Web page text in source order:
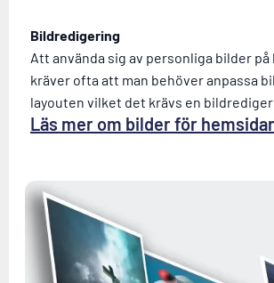
Bildredigering
Att använda sig av personliga bilder på
kräver ofta att man behöver anpassa
layouten vilket det krävs en
Läs mer om bilder för